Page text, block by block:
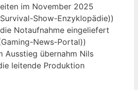
im November 2025
Show-Enzyklopädie))
Notaufnahme eingeliefert
News-Portal))
Ausstieg übernahm Nils
leitende Produktion